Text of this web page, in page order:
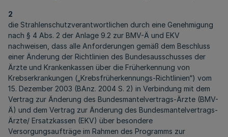
2
die Strahlenschutzverantwortlichen durch eine Genehmigung
nach § 4 Abs. 2 der Anlage 9.2 zur BMV-Ä und EKV
nachweisen, dass alle Anforderungen gemäß dem Beschluss
einer Änderung der Richtlinien des Bundesausschusses der
Ärzte und Krankenkassen über die Früherkennung von
Krebserkrankungen („Krebsfrüherkennungs-Richtlinien“) vom
15. Dezember 2003 (BAnz. 2004 S. 2) in Verbindung mit dem
Vertrag zur Änderung des Bundesmantelvertrags-Ärzte (BMV-
Ä) und dem Vertrag zur Änderung des Bundesmantelvertrags-
Ärzte/ Ersatzkassen (EKV) über besondere
Versorgungsaufträge im Rahmen des Programms zur